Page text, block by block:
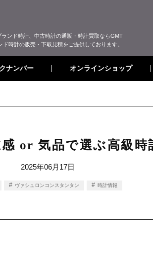
ランド時計、中古時計の通販・時計買取ならGMT
時計の販売・下取見積をご提供しております。
ナンバー オンラインショップ
or 気品で選ぶ高級時
2025年06月17日
ヴァシュロンコンスタンタン 時計情報